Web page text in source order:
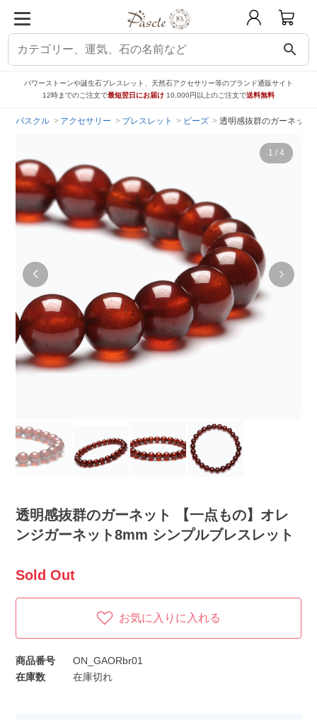
search
パワーストーンや誕生石ブレスレット、天然石アクセサリー等のブランド通販サイト
12時までのご注文で最短翌日にお届け 10,000円以上のご注文で送料無料
パスクル アクセサリー ブレスレット ビーズ 透明感抜群のガーネット
1 / 4
透明感抜群のガーネット 【一点もの】オレ
ンジガーネット8mm シンプルブレスレット
Sold Out
お気に入りに入れる
商品番号
ON_GAORbr01
在庫数
在庫切れ